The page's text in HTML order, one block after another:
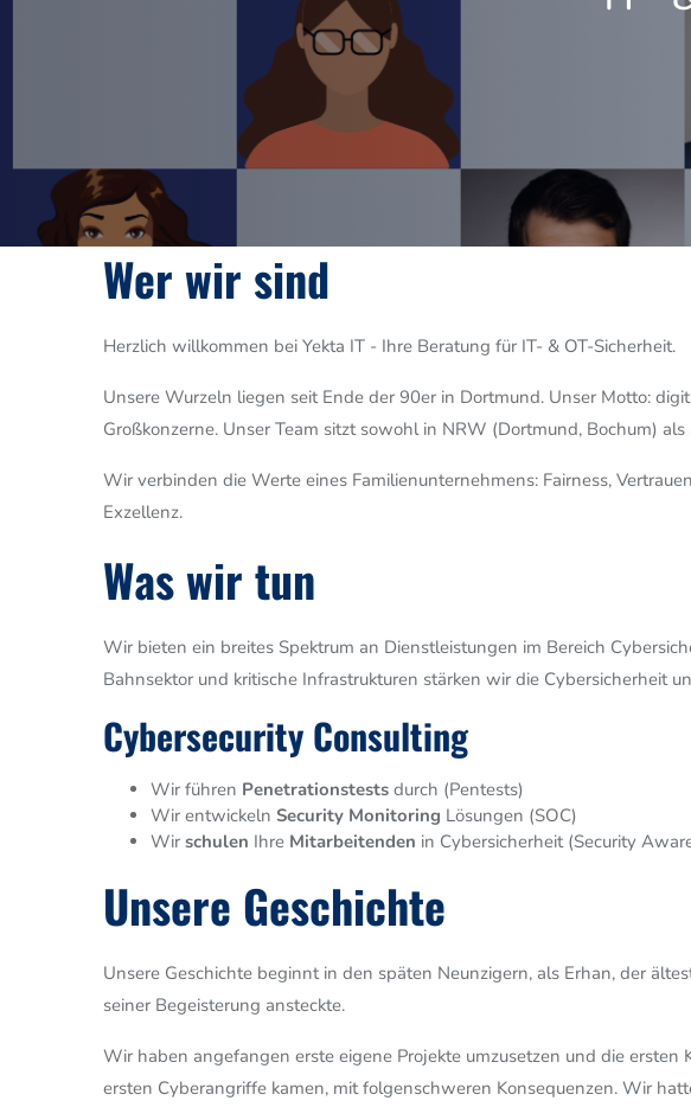
Wer wir sind
Herzlich willkommen bei Yekta IT - Ihre Beratung für IT- & OT-Sicherheit.
Unsere Wurzeln liegen seit Ende der 90er in Dortmund. Unser Motto:
Großkonzerne. Unser Team sitzt sowohl in NRW (Dortmund, Bochum) als
Wir verbinden die Werte eines Familienunternehmens: Fairness,
Exzellenz.
Was wir tun
Wir bieten ein breites Spektrum an Dienstleistungen im Bereich
Bahnsektor und kritische Infrastrukturen stärken wir die Cybersicherheit
Cybersecurity Consulting
Wir führen Penetrationstests durch (Pentests)
Wir entwickeln Security Monitoring Lösungen (SOC)
Wir schulen Ihre Mitarbeitenden in Cybersicherheit (Security
Unsere Geschichte
Unsere Geschichte beginnt in den späten Neunzigern, als Erhan, der
seiner Begeisterung ansteckte.
Wir haben angefangen erste eigene Projekte umzusetzen und die
ersten Cyberangriffe kamen, mit folgenschweren Konsequenzen. Wir